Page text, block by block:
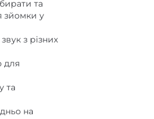
зйомки у
з різних
на